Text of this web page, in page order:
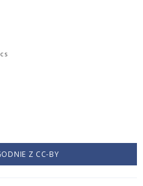
Z CC-BY